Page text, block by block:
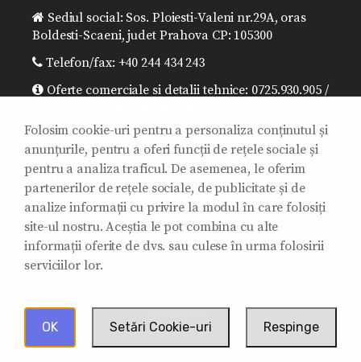
Sediul social: Sos. Ploiesti-Valeni nr.29A, oras
Boldesti-Scaeni, judet Prahova CP: 105300
Telefon/fax: +40 244 434 243
Oferte comerciale si detalii tehnice: 0725.930.905 /
Director general: 0725.930.906 /
office@sitibalkania.ro
Mentenanta/ Reparatii/Garantii: 0725.930.907 /
0725.930.908 / mentenanta@sitibalkania.ro
rezervate.
Folosim cookie-uri pentru a personaliza conținutul și
anunțurile, pentru a oferi funcții de rețele sociale și
pentru a analiza traficul. De asemenea, le oferim
partenerilor de rețele sociale, de publicitate și de
analize informații cu privire la modul în care folosiți
site-ul nostru. Aceștia le pot combina cu alte
informații oferite de dvs. sau culese în urma folosirii
serviciilor lor.
OK Setări Cookie-uri Respinge